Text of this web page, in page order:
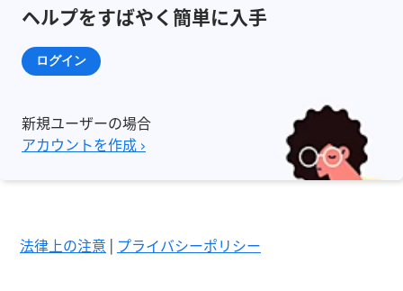
ヘルプをすばやく簡単に入手
ログイン
新規ユーザーの場合
アカウントを作成 ›
法律上の注意 | プライバシーポリシー